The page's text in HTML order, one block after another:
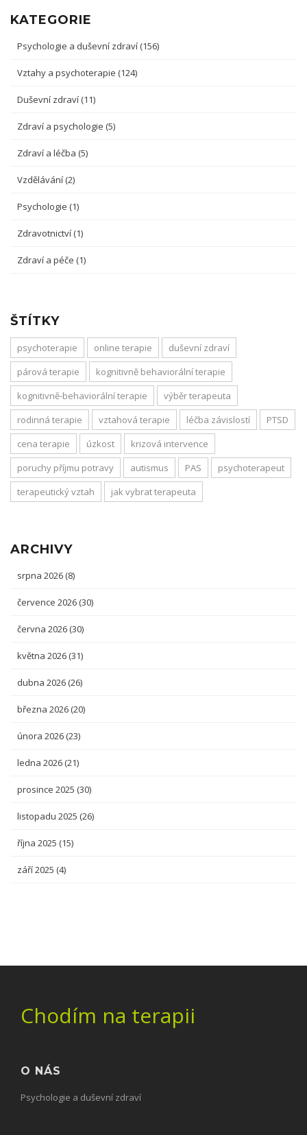
KATEGORIE
Psychologie a duševní zdraví (156)
Vztahy a psychoterapie (124)
Duševní zdraví (11)
Zdraví a psychologie (5)
Zdraví a léčba (5)
Vzdělávání (2)
Psychologie (1)
Zdravotnictví (1)
Zdraví a péče (1)
ŠTÍTKY
psychoterapie online terapie
duševní zdraví
párová terapie
kognitivně behaviorální terapie
kognitivně-behaviorální terapie
výběr terapeuta
rodinná terapie
vztahová terapie léčba závislostí
PTSD
cena terapie
úzkost
krizová intervence
poruchy příjmu potravy
autismus PAS
psychoterapeut
terapeutický vztah
jak vybrat terapeuta
ARCHIVY
srpna 2026 (8)
července 2026 (30)
června 2026 (30)
května 2026 (31)
dubna 2026 (26)
března 2026 (20)
února 2026 (23)
ledna 2026 (21)
prosince 2025 (30)
listopadu 2025 (26)
října 2025 (15)
září 2025 (4)
Chodím na terapii
O NÁS
Psychologie a duševní zdraví